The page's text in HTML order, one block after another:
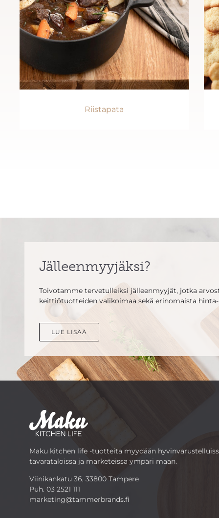
Riistapata
Jälleenmyyjäksi?
Toivotamme tervetulleiksi jälleenmyyjät, jotka
keittiötuotteiden valikoimaa sekä erinomaista
LUE LISÄÄ
Maku kitchen life -tuotteita myydään
tavarataloissa ja marketeissa ympäri maan.
Viinikankatu 36, 33800 Tampere
Puh. 03 2521 111
marketing@tammerbrands.fi